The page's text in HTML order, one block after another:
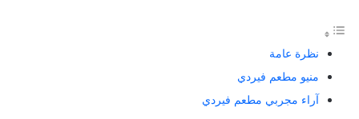
نظرة عامة
منيو مطعم فيردي
آراء مجربي مطعم فيردي